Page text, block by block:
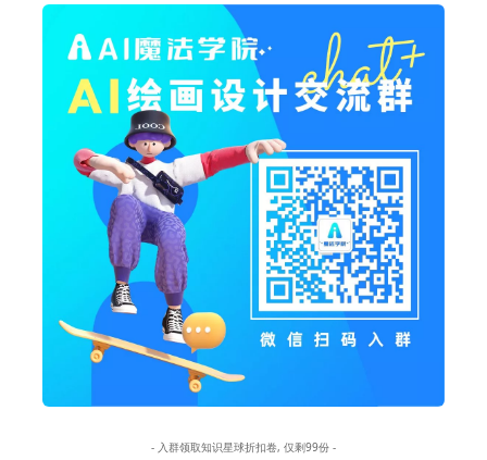
- 入群领取知识星球折扣卷, 仅剩99份 -